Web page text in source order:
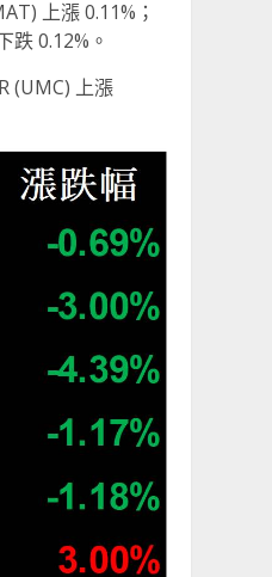
上漲 0.11%；
跌 0.12%。
(UMC) 上漲